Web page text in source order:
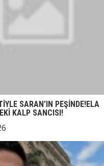
SARAN’IN PEŞİNDE!ELA
KALP SANCISI!